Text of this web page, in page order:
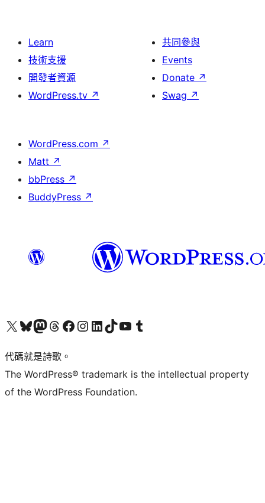
Learn
技術支援
開發者資源
WordPress.tv ↗
共同參與
Events
Donate ↗
Swag ↗
WordPress.com ↗
Matt ↗
bbPress ↗
BuddyPress ↗
Visit our X (formerly Twitter) account
Visit our Bluesky account
Visit our Mastodon account
Visit our Threads account
訪問我們的 Facebook 專頁Visit our Instagram account
Visit our LinkedIn account
Visit our TikTok account
Visit our YouTube channel
Visit our Tumblr account
代碼就是詩歌。
The WordPress® trademark is the intellectual property
of the WordPress Foundation.